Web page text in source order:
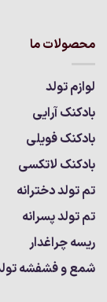
محصولات ما
لوازم تولد
بادکنک آرایی
بادکنک فویلی
بادکنک لاتکسی
تم تولد دخترانه
تم تولد پسرانه
ریسه چراغدار
شمع و فشفشه